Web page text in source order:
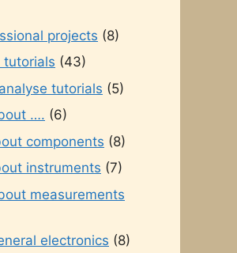
projects (8)
tutorials (43)
tutorials (5)
…. (6)
components (8)
instruments (7)
measurements
electronics (8)